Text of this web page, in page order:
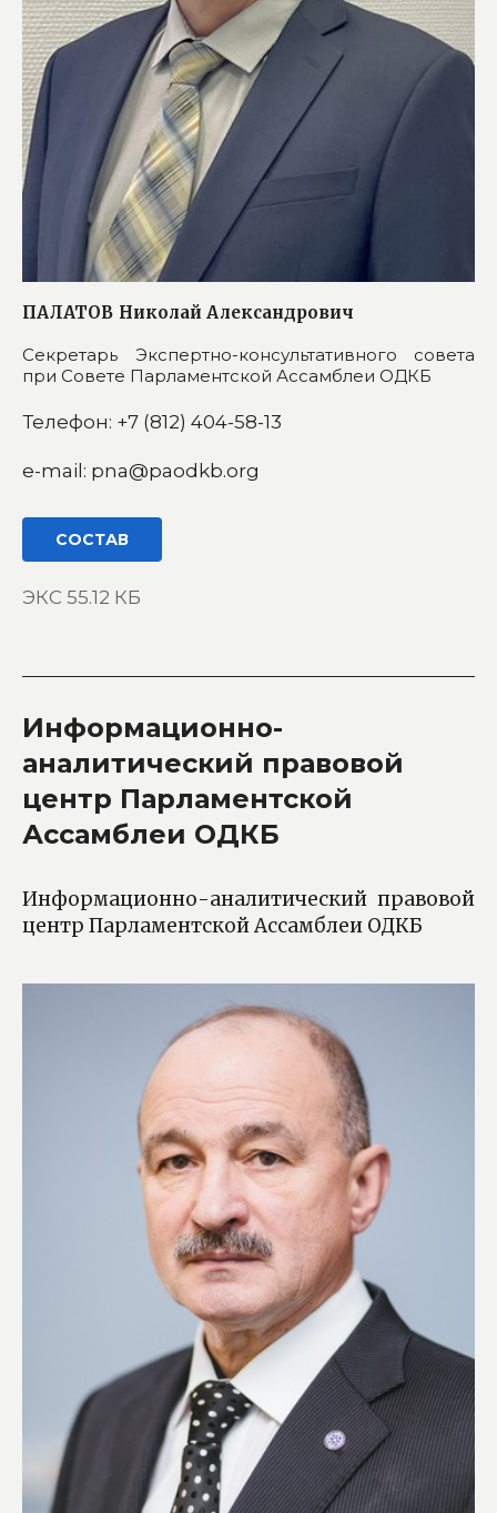
ПАЛАТОВ Николай Александрович
Секретарь Экспертно-консультативного совета
при Совете Парламентской Ассамблеи ОДКБ
Телефон: +7 (812) 404-58-13
e-mail: pna@paodkb.org
СОСТАВ
ЭКС 55.12 КБ
Информационно-
аналитический правовой
центр Парламентской
Ассамблеи ОДКБ
Информационно-аналитический правовой
центр Парламентской Ассамблеи ОДКБ